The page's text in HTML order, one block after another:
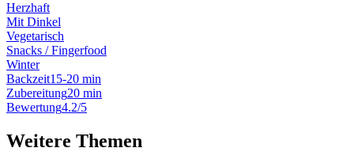
Herzhaft
Mit Dinkel
Vegetarisch
Snacks / Fingerfood
Winter
Backzeit15-20 min
Zubereitung20 min
Bewertung4.2/5
Weitere Themen